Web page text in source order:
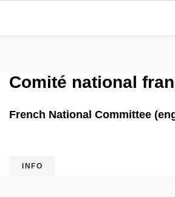
Comité national
French National Committee
INFO